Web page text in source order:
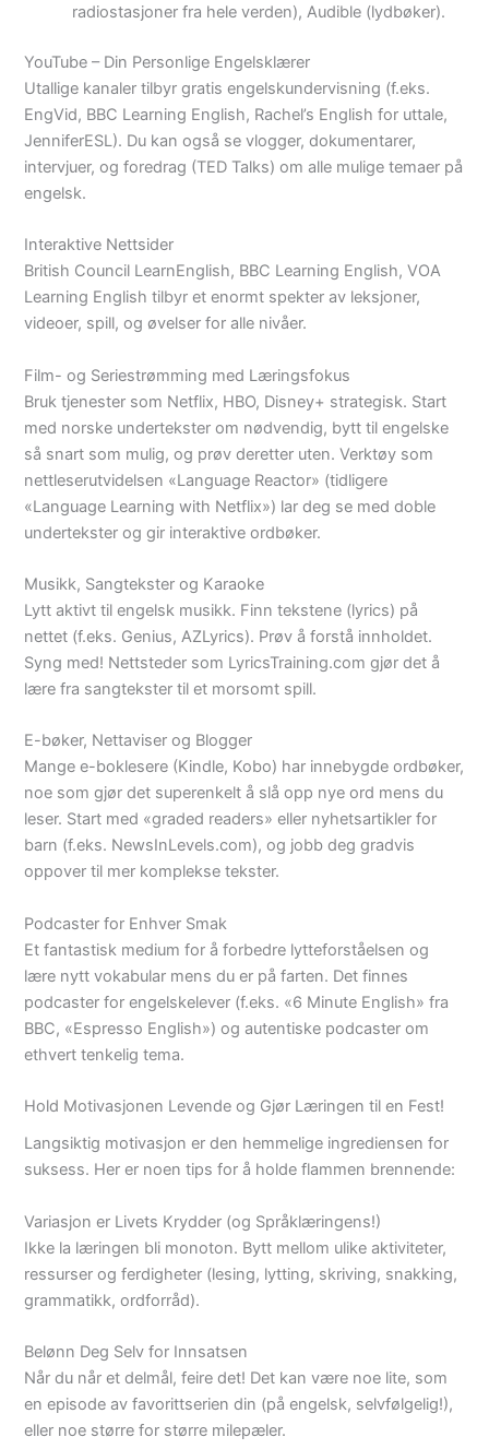
radiostasjoner fra hele verden), Audible (lydbøker).
YouTube – Din Personlige Engelsklærer
Utallige kanaler tilbyr gratis engelskundervisning (f.eks.
EngVid, BBC Learning English, Rachel’s English for uttale,
JenniferESL). Du kan også se vlogger, dokumentarer,
intervjuer, og foredrag (TED Talks) om alle mulige temaer på
engelsk.
Interaktive Nettsider
British Council LearnEnglish, BBC Learning English, VOA
Learning English tilbyr et enormt spekter av leksjoner,
videoer, spill, og øvelser for alle nivåer.
Film- og Seriestrømming med Læringsfokus
Bruk tjenester som Netflix, HBO, Disney+ strategisk. Start
med norske undertekster om nødvendig, bytt til engelske
så snart som mulig, og prøv deretter uten. Verktøy som
nettleserutvidelsen «Language Reactor» (tidligere
«Language Learning with Netflix») lar deg se med doble
undertekster og gir interaktive ordbøker.
Musikk, Sangtekster og Karaoke
Lytt aktivt til engelsk musikk. Finn tekstene (lyrics) på
nettet (f.eks. Genius, AZLyrics). Prøv å forstå innholdet.
Syng med! Nettsteder som LyricsTraining.com gjør det å
lære fra sangtekster til et morsomt spill.
E-bøker, Nettaviser og Blogger
Mange e-boklesere (Kindle, Kobo) har innebygde ordbøker,
noe som gjør det superenkelt å slå opp nye ord mens du
leser. Start med «graded readers» eller nyhetsartikler for
barn (f.eks. NewsInLevels.com), og jobb deg gradvis
oppover til mer komplekse tekster.
Podcaster for Enhver Smak
Et fantastisk medium for å forbedre lytteforståelsen og
lære nytt vokabular mens du er på farten. Det finnes
podcaster for engelskelever (f.eks. «6 Minute English» fra
BBC, «Espresso English») og autentiske podcaster om
ethvert tenkelig tema.
Hold Motivasjonen Levende og Gjør Læringen til en Fest!
Langsiktig motivasjon er den hemmelige ingrediensen for
suksess. Her er noen tips for å holde flammen brennende:
Variasjon er Livets Krydder (og Språklæringens!)
Ikke la læringen bli monoton. Bytt mellom ulike aktiviteter,
ressurser og ferdigheter (lesing, lytting, skriving, snakking,
grammatikk, ordforråd).
Belønn Deg Selv for Innsatsen
Når du når et delmål, feire det! Det kan være noe lite, som
en episode av favorittserien din (på engelsk, selvfølgelig!),
eller noe større for større milepæler.